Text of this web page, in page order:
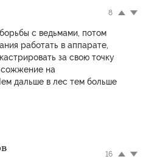
8
с ведьмами, потом
работать в аппарате,
за свою точку
на
дальше в лес тем больше
16